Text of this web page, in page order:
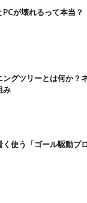
PCが壊れるって本当？
ングツリーとは何か？
み
く使う「ゴール駆動プ